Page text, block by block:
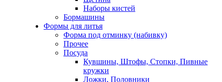
Наборы кистей
Бормашины
Формы для литья
Форма под отминку (набивку)
Прочее
Посуда
Кувшины, Штофы, Стопки, Пивные
кружки
Ложки, Половники